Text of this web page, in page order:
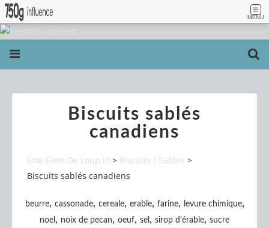
MENU
Biscuits sablés
canadiens
Une Faim De Loup !!! > Biscuits / Sablés >
Biscuits sablés canadiens
beurre, cassonade, cereale, erable, farine, levure chimique,
noel , noix de pecan, oeuf, sel , sirop d'érable, sucre